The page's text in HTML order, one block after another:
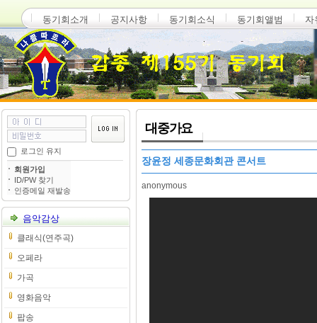
동기회소개 공지사항 동기회소식 동기회앨범 자
로그인 유지
회원가입
ID/PW 찾기
인증메일 재발송
음악감상
클래식(연주곡)
오페라
가곡
영화음악
팝송
대중가요
장윤정 세종문화회관 콘서트
anonymous